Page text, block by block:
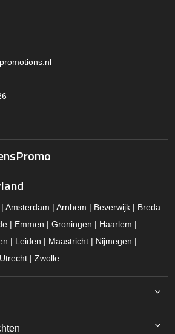
Amsterdam | Arnhem | Beverwijk | Breda
| Emmen | Groningen | Haarlem |
| Leiden | Maastricht | Nijmegen |
| Zwolle